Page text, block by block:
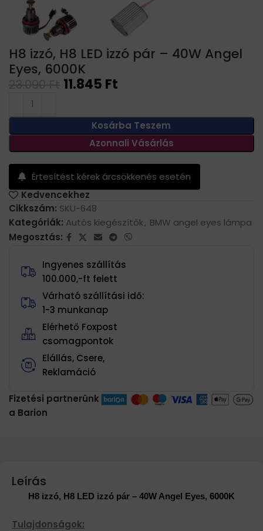
H8 izzó, H8 LED izzó pár – 40W Angel
Eyes, 6000K
11.845 Ft
Kosárba Teszem
Azonnali Vásárlás
Értesítést kérek árcsökkenés esetén
Kedvencekhez
Cikkszám: SKU-648
Kategóriák: Autós kiegészítők, BMW angel eyes lámpa
Megosztás:
Ingyenes szállítás
100.000,-ft felett
Várható szállítási idő:
1-3 munkanap
Elérhető Foxpost
csomagpontok
Elállás, Csere,
Reklamáció
Fizetési partnerünk
a Barion
Leírás
H8 izzó, H8 LED izzó pár – 40W Angel Eyes, 6000K
Tulajdonságok: